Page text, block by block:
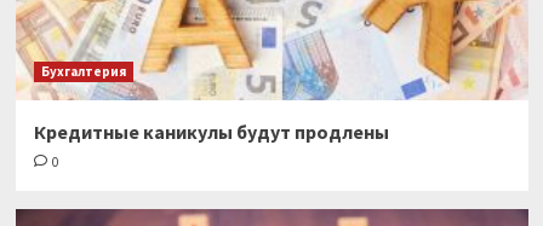
Бухгалтерия
Кредитные каникулы будут продлены
0